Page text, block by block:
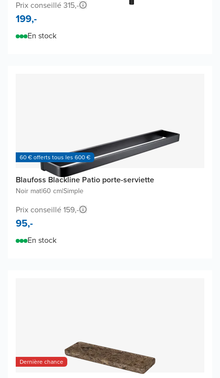
Prix conseillé 315,-
199,-
En stock
60 € offerts tous les 600 €
Blaufoss Blackline Patio porte-serviette
Noir mat|60 cm|Simple
Prix conseillé 159,-
95,-
En stock
Dernière chance